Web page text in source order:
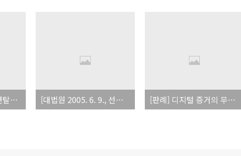
기존회사가 채무를 면탈할 의도로 기업의 형태·내용이 실질적으로 동일한 신설회사를 설립한 경우, 기존회사의 채권자가 두 회사 모두에 채무 이행을 청구할 수 있는지 여부(적극) [대법원 2005. 6. 9., 선고, 2005다4529, 판결] 임대인의 임대차보증금 반환의무와 임차인의주택임대차보호법 제3조의3에 의한 임차권등기 말소의무가 동시이행관계에 있는지 여부(소극) [판례] 디지털 증거의 무결성, 동일성에 관한 판례(2013도2511)